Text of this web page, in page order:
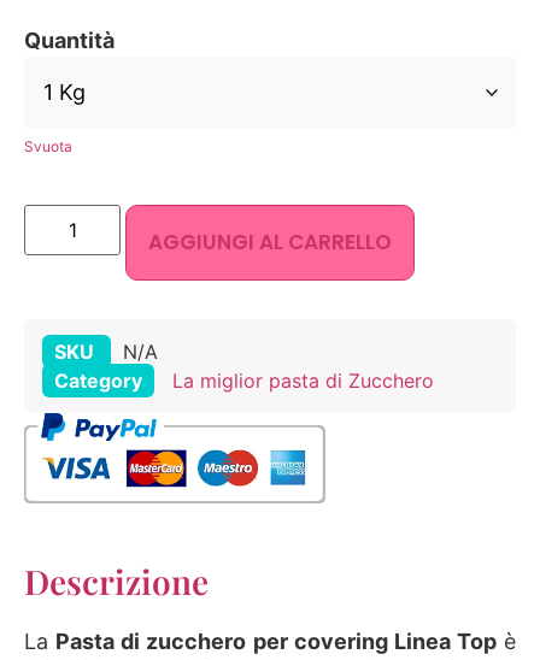
Quantità
Svuota
AGGIUNGI AL CARRELLO
SKU
N/A
Category
La miglior pasta di Zucchero
Descrizione
La Pasta di zucchero per covering Linea Topè